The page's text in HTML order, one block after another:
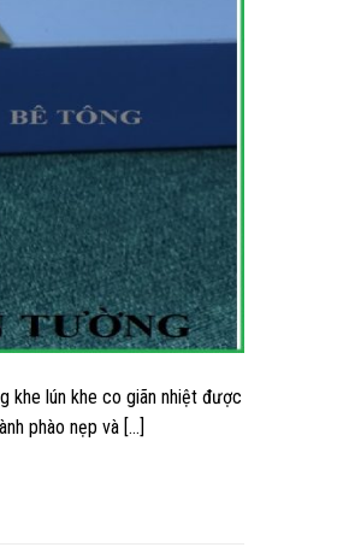
khe lún khe co giãn nhiệt được
phào nẹp và […]